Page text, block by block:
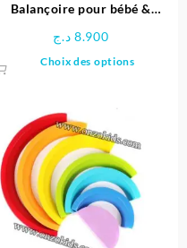
Balançoire pour bébé &
8.900 د.ج
Choix des options